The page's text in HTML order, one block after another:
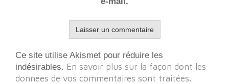
Ce site utilise Akismet pour réduire les
indésirables. En savoir plus sur la façon dont les
données de vos commentaires sont traitées.